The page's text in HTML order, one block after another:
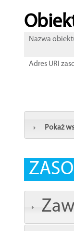
Nazwa
Adres URI
Pokaż